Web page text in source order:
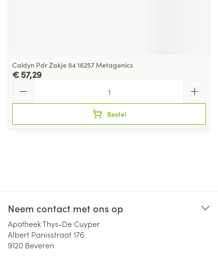
Caldyn Pdr Zakje 84 16257 Metagenics
€ 57,29
Bestel
Neem contact met ons op
Apotheek Thys-De Cuyper
Albert Panisstraat 176
9120 Beveren